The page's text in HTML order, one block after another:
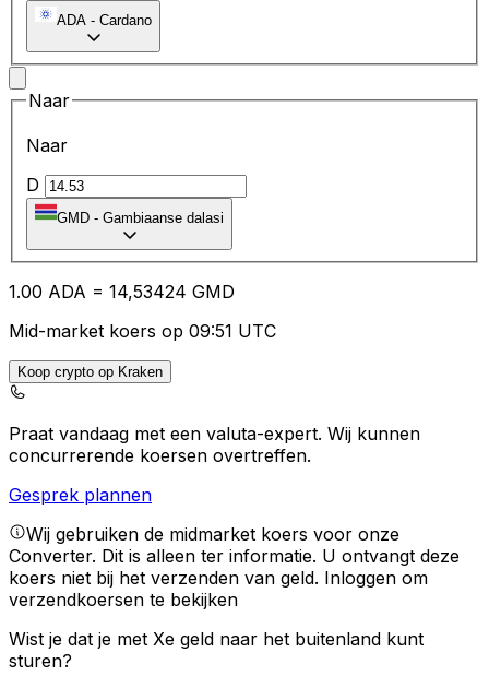
ADA - Cardano
Naar
Naar
D
GMD - Gambiaanse dalasi
1.00 ADA = 14,53424 GMD
Mid-market koers op 09:51 UTC
Koop crypto op Kraken
Praat vandaag met een valuta-expert. Wij kunnen
concurrerende koersen overtreffen.
Gesprek plannen
Wij gebruiken de midmarket koers voor onze
Converter. Dit is alleen ter informatie. U ontvangt deze
koers niet bij het verzenden van geld. Inloggen om
verzendkoersen te bekijken
Wist je dat je met Xe geld naar het buitenland kunt
sturen?